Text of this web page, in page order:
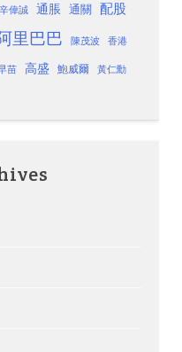
辛偉誠 通脹 通關 配股
里巴巴 陳茂波 香港
苗 高盛 鮑威爾 黃仁勳